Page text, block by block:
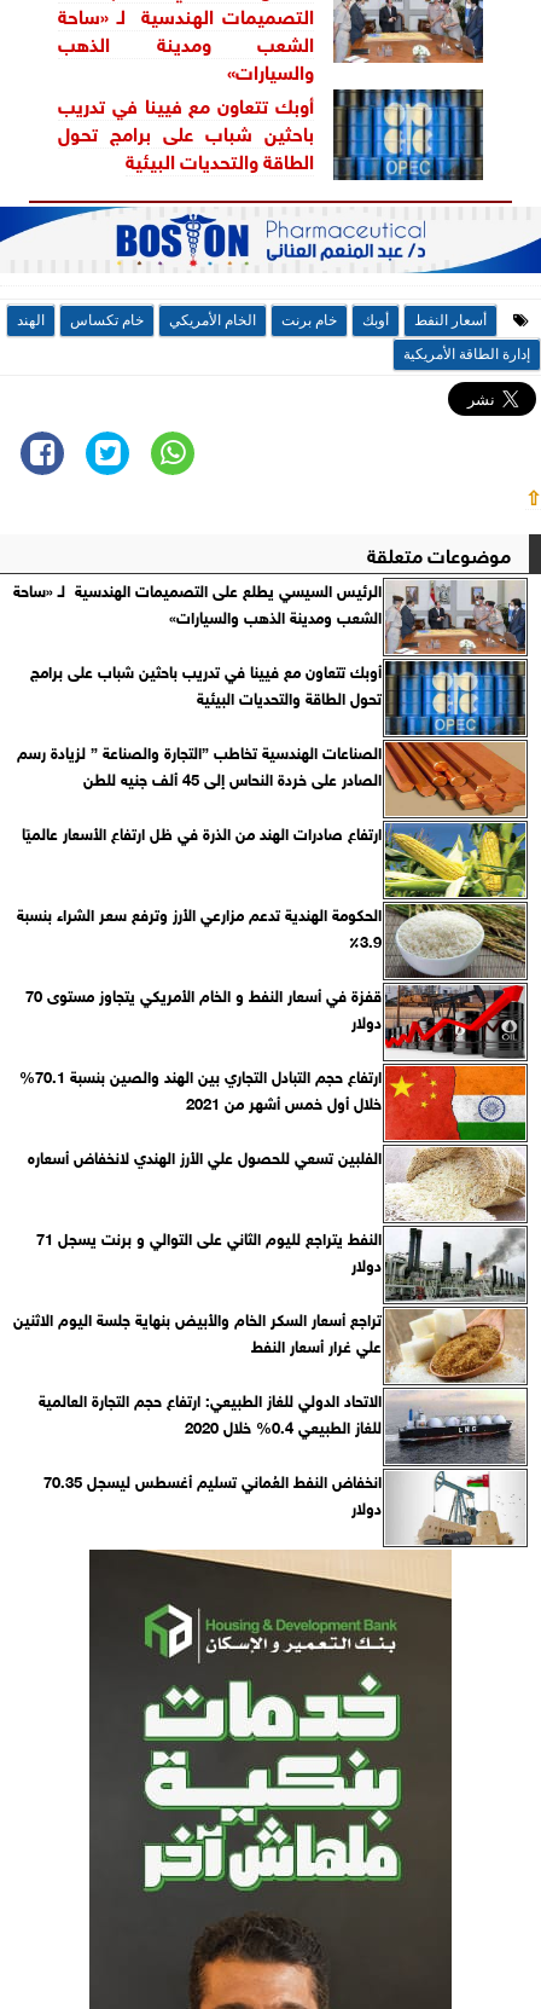
التصميمات الهندسية لـ «ساحة
الشعب ومدينة الذهب
والسيارات»
أوبك تتعاون مع فيينا في تدريب
باحثين شباب على برامج تحول
الطاقة والتحديات البيئية
أسعار النفط أوبك خام برنت الخام الأمريكي خام تكساس
الهند
إدارة الطاقة الأمريكية
⇧
موضوعات متعلقة
الرئيس السيسي يطلع على التصميمات الهندسية لـ «ساحة
الشعب ومدينة الذهب والسيارات»
أوبك تتعاون مع فيينا في تدريب باحثين شباب على برامج
تحول الطاقة والتحديات البيئية
الصناعات الهندسية تخاطب ”التجارة والصناعة ” لزيادة رسم
الصادر على خردة النحاس إلى 45 ألف جنيه للطن
ارتفاع صادرات الهند من الذرة في ظل ارتفاع الأسعار عالميًا
الحكومة الهندية تدعم مزارعي الأرز وترفع سعر الشراء بنسبة
3.9٪
قفزة في أسعار النفط و الخام الأمريكي يتجاوز مستوى 70
دولار
ارتفاع حجم التبادل التجاري بين الهند والصين بنسبة 70.1%
خلال أول خمس أشهر من 2021
الفلبين تسعي للحصول علي الأرز الهندي لانخفاض أسعاره
النفط يتراجع لليوم الثاني على التوالي و برنت يسجل 71
دولار
تراجع أسعار السكر الخام والأبيض بنهاية جلسة اليوم الاثنين
علي غرار أسعار النفط
الاتحاد الدولي للغاز الطبيعي: ارتفاع حجم التجارة العالمية
للغاز الطبيعي 0.4% خلال 2020
انخفاض النفط العُماني تسليم أغسطس ليسجل 70.35
دولار